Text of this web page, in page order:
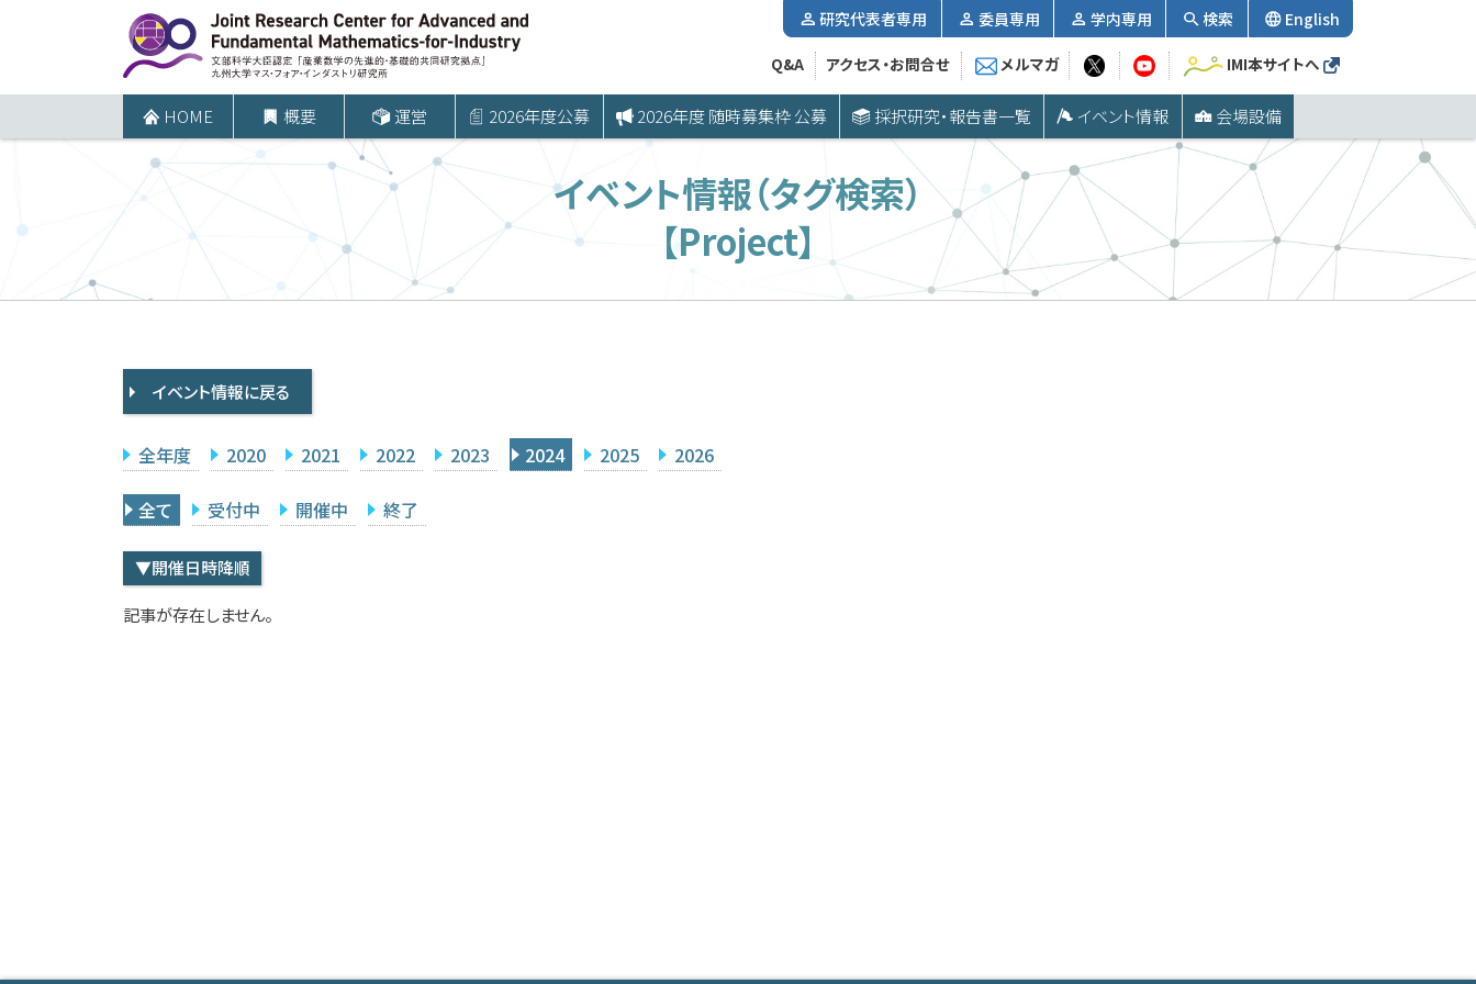
ツ
プ
HOME 概要 運営 2026年度公募 2026年度 随時募集枠 公募 採択研究・報告書一覧 イベント情報 会場設備
研究代表者専用 委員専用 学内専用 検索 English
Q&A アクセス・お問合せ メルマガ IMI本サイトへ
イベント情報（タグ検索）
【Project】
イベント情報に戻る
全年度 2020 2021 2022 2023 2024 2025 2026
全て 受付中 開催中 終了
▼開催日時降順
記事が存在しません。